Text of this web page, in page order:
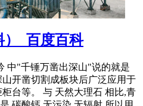
_百度百科
中"千锤万凿出深山"说的就是
开凿切割成板块后广泛应用于
台等。 与 天然大理石 相比,青